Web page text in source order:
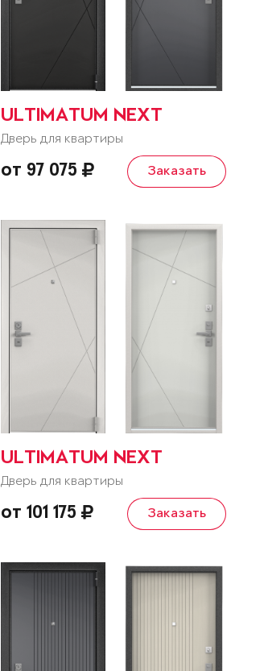
ULTIMATUM NEXT
Дверь для квартиры
от 97 075 Заказать
ULTIMATUM NEXT
Дверь для квартиры
от 101 175 Заказать